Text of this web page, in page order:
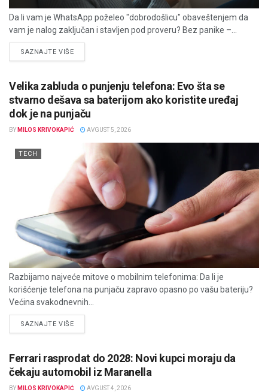
Da li vam je WhatsApp poželeo "dobrodošlicu" obaveštenjem da
vam je nalog zaključan i stavljen pod proveru? Bez panike –...
SAZNAJTE VIŠEDETAILS
Velika zabluda o punjenju telefona: Evo šta se
stvarno dešava sa baterijom ako koristite uređaj
dok je na punjaču
BY MILOS KRIVOKAPIĆ AVGUST 5, 2026
TECH
Razbijamo najveće mitove o mobilnim telefonima: Da li je
korišćenje telefona na punjaču zapravo opasno po vašu bateriju?
Većina svakodnevnih...
SAZNAJTE VIŠEDETAILS
Ferrari rasprodat do 2028: Novi kupci moraju da
čekaju automobil iz Maranella
BY MILOS KRIVOKAPIĆ AVGUST 4, 2026